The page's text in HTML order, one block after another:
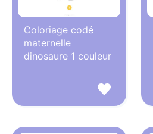
Coloriage codé
maternelle
dinosaure 1 couleur